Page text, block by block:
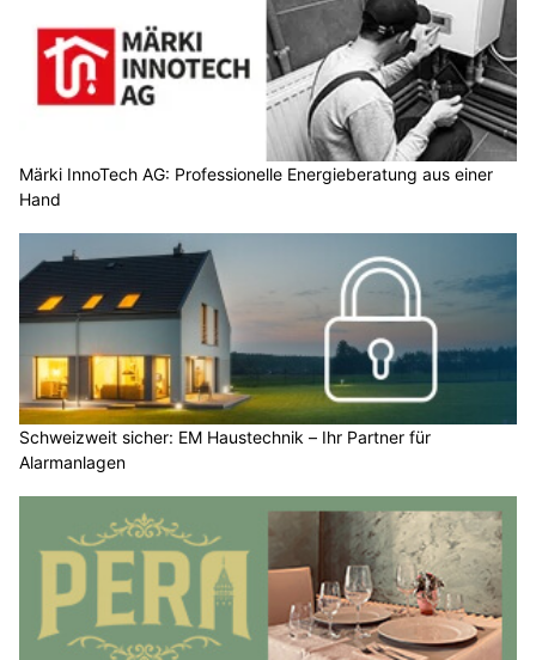
Märki InnoTech AG: Professionelle Energieberatung aus einer
Hand
Schweizweit sicher: EM Haustechnik – Ihr Partner für
Alarmanlagen